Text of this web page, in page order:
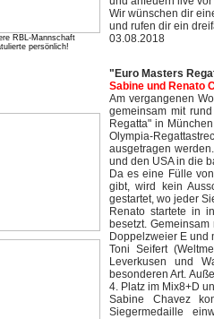
RBL-Mannschaft
persönlich!
Wir wünschen dir
und rufen dir ein
03.08.2018
"Euro Masters
Sabine und Renato
Am vergangenen
gemeinsam mit
Regatta" in
Olympia-
ausgetragen
und den USA in die
Da es eine Fülle
gibt, wird kein
gestartet, wo jeder
Renato startete in
besetzt.
Doppelzweier E und
Toni Seifert
Leverkusen und
besonderen Art.
4. Platz im Mix8+D
Sabine Chavez
Siegermedaille